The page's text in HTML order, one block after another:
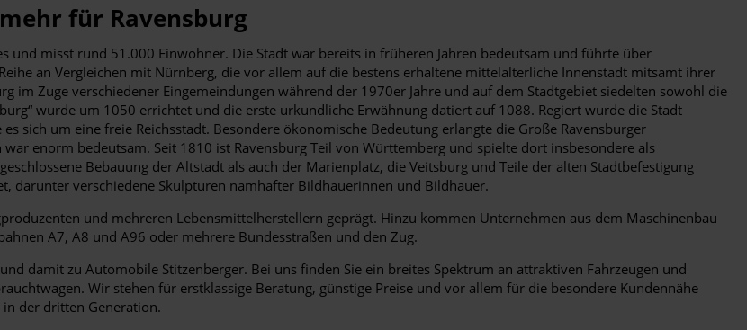
für Ravensburg
und misst rund 51.000 Einwohner. Die Stadt war bereits in früheren Jahren bedeutsam und führte über
an Vergleichen mit Nürnberg, die vor allem auf die bestens erhaltene mittelalterliche Innenstadt mitsamt ihrer
im Zuge verschiedener Eingemeindungen während der 1970er Jahre und auf dem Stadtgebiet siedelten sowohl die
wurde um 1050 errichtet und die erste urkundliche Erwähnung datiert auf 1088. Regiert wurde die Stadt
sich um eine freie Reichsstadt. Besondere ökonomische Bedeutung erlangte die Große Ravensburger
enorm bedeutsam. Seit 1810 ist Ravensburg Teil von Württemberg und spielte dort insbesondere als
Bebauung der Altstadt als auch der Marienplatz, die Veitsburg und Teile der alten Stadtbefestigung
darunter verschiedene Skulpturen namhafter Bildhauerinnen und Bildhauer.
und mehreren Lebensmittelherstellern geprägt. Hinzu kommen Unternehmen aus dem Maschinenbau
A7, A8 und A96 oder mehrere Bundesstraßen und den Zug.
damit zu Automobile Stitzenberger. Bei uns finden Sie ein breites Spektrum an attraktiven Fahrzeugen und
Wir stehen für erstklassige Beratung, günstige Preise und vor allem für die besondere Kundennähe
der dritten Generation.